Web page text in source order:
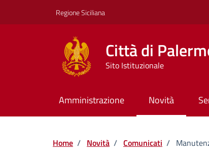
Regione Siciliana
Città di
Sito Istituzionale
Amministrazione Novità
Home / Novità / Comunicati /